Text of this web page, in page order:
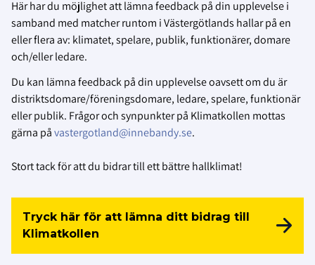
Här har du möjlighet att lämna feedback på din upplevelse i
samband med matcher runtom i Västergötlands hallar på en
eller flera av: klimatet, spelare, publik, funktionärer, domare
och/eller ledare.
Du kan lämna feedback på din upplevelse oavsett om du är
distriktsdomare/föreningsdomare, ledare, spelare, funktionär
eller publik. Frågor och synpunkter på Klimatkollen mottas
gärna påvastergotland@innebandy.se.
Stort tack för att du bidrar till ett bättre hallklimat!
Tryck här för att lämna ditt bidrag till
Klimatkollen